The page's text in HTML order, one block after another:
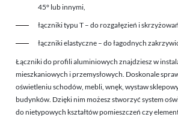
45° lub innymi,
łączniki typu T – do rozgałęzień i skrzyżowań,
łączniki elastyczne – do łagodnych
Łączniki do profili aluminiowych znajdziesz w
mieszkaniowych i przemysłowych. Doskonale
oświetleniu schodów, mebli, wnęk, wystaw
budynków. Dzięki nim możesz stworzyć system
do nietypowych kształtów pomieszczeń czy